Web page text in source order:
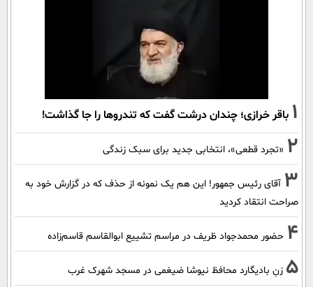
1 باقر خرازی؛ چندان درشت گفت که تندروها را جا گذاشت!
2 «تجرد قطعی»، انتخابی جدید برای سبک زندگی
3 آقای رئیس جمهور! این هم یک نمونه از حذف که در گزارش خود به
صراحت انتقاد کردید
4 حضور محمدجواد ظریف در مراسم تشییع ابوالقاسم قاسم‌زاده
5 زنِ بادیگارد محافظ نیوشا ضیغمی در مسجد شهرک غرب